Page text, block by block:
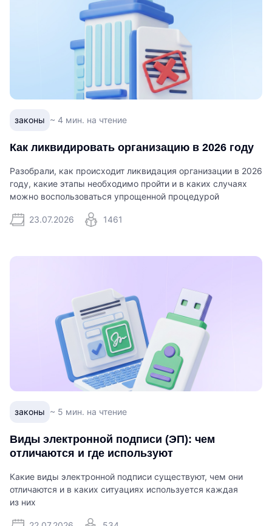
законы ~ 4 мин. на чтение
Как ликвидировать организацию в 2026 году
Разобрали, как происходит ликвидация организации в 2026
году, какие этапы необходимо пройти и в каких случаях
можно воспользоваться упрощенной процедурой
23.07.2026 1461
законы ~ 5 мин. на чтение
Виды электронной подписи (ЭП): чем
отличаются и где используют
Какие виды электронной подписи существуют, чем они
отличаются и в каких ситуациях используется каждая
из них